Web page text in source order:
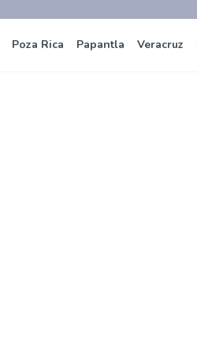
Poza Rica Papantla Veracruz